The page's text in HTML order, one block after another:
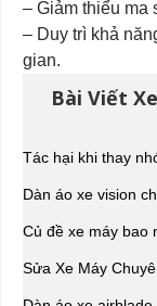
– Giảm thiểu ma
– Duy trì khả
gian.
Bài Viết
Tác hại khi thay
Dàn áo xe vision
Củ đề xe máy bao
Sửa Xe Máy